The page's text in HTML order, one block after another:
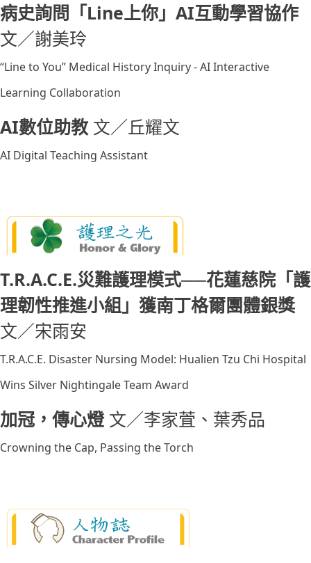
病史詢問「Line上你」AI互動學習協作
文／謝美玲
“Line to You” Medical History Inquiry - AI Interactive
Learning Collaboration
AI數位助教 文／丘耀文
AI Digital Teaching Assistant
T.R.A.C.E.災難護理模式──花蓮慈院「護
理韌性推進小組」獲南丁格爾團體銀獎
文／宋雨安
T.R.A.C.E. Disaster Nursing Model: Hualien Tzu Chi Hospital
Wins Silver Nightingale Team Award
加冠，傳心燈文／李家萓、葉秀品
Crowning the Cap, Passing the Torch